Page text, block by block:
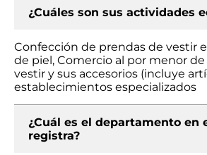
¿Cuáles son sus actividades
Confección de prendas de vestir
de piel, Comercio al por menor
vestir y sus accesorios (incluye
establecimientos especializados
¿Cuál es el departamento en
registra?